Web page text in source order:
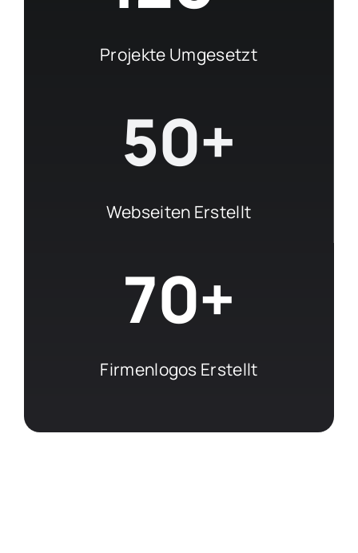
Projekte Umgesetzt
50+
Webseiten Erstellt
70+
Firmenlogos Erstellt